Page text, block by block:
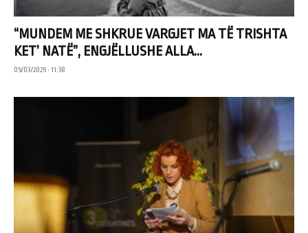
“MUNDEM ME SHKRUE VARGJET MA TË TRISHTA
KET’ NATË”, ENGJËLLUSHE ALLA...
05/03/2025 • 11:38